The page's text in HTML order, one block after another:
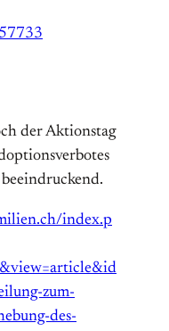
der Aktionstag
index.p
zum-
des-